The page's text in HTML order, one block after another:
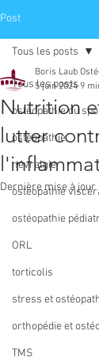
Post
Tous les posts
ostéopathie du
ostéopathie
névralgie
ostéopathie
ostéopathie
ORL
torticolis
stress et
orthopédie et
TMS
Tous les posts
Nutrition
lutter
Boris Laub
5 juin 2024 9
Dernière mise à jour